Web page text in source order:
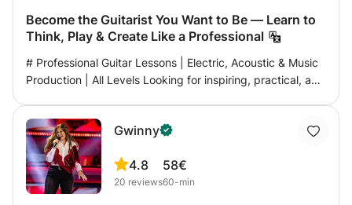
Become the Guitarist You Want to Be — Learn to
Think, Play & Create Like a Professional
# Professional Guitar Lessons | Electric, Acoustic & Music
Production | All Levels Looking for inspiring, practical, and
experienced guitar teacher with many years of
performing, recording, and teaching. I've worked as a
professional session musician with leading artists,
performing and recording in a wide range of musical
Gwinny
4.8
20 reviews
58€
60-min